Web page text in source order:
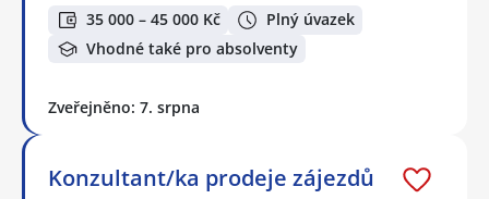
35 000 – 45 000 Kč
Plný úvazek
Vhodné také pro absolventy
Zveřejněno: 7. srpna
Konzultant/ka prodeje zájezdů